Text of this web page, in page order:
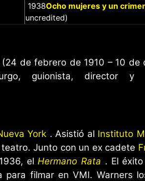
1938Ocho mujeres y un
uncredited)
(24 de febrero de 1910 – 10
guionista, director
York . Asistió al Instituto
Junto con un ex cadete
el Hermano Rata . El
para filmar en VMI. Warners